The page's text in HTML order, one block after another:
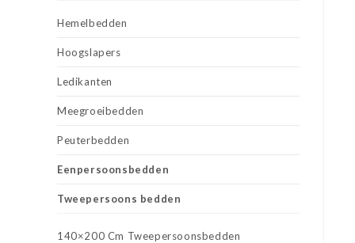
Hemelbedden
Hoogslapers
Ledikanten
Meegroeibedden
Peuterbedden
Eenpersoonsbedden
Tweepersoons bedden
140×200 Cm Tweepersoonsbedden